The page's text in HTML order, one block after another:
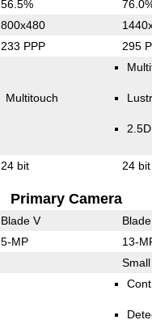
56.5%
800x480
233 PPP 295
Multitouch
2.5D
24 bit 24 bit
Primary Camera
Blade V
5-MP 13-
Small